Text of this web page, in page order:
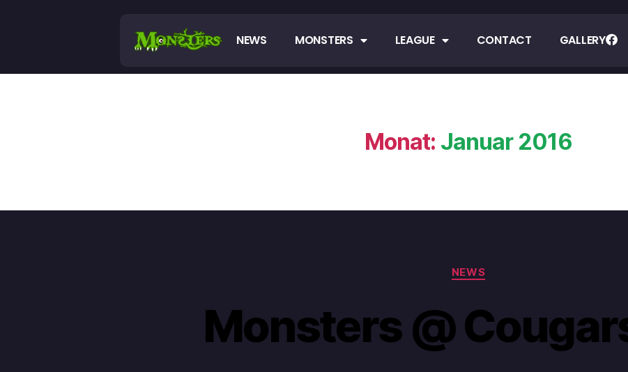
NEWS MONSTERS LEAGUE CONTACT GALLERY
Monat: Januar 2016
NEWS
Monsters @